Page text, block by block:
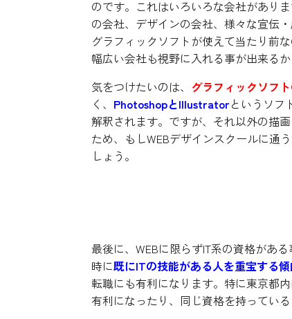
のです。これはいろいろな会社があり
の会社、デザインの会社、様々な宣伝
グラフィックソフトが使えて当たり前
幅広い会社も視野に入れる事が出来るか
気をつけたいのは、 グラフィックソフ
く、 PhotoshopとIllustratorというソフ
解釈されます。ですが、それ以外の描
ため、もしWEBデザインスクールに通
しょう。
最後に、WEBに限らずIT系の資格があ
時に既にITの技能がある人を重宝する傾
転職にも有利になります。特に東京都
有利になったり、同じ資格を持ってい